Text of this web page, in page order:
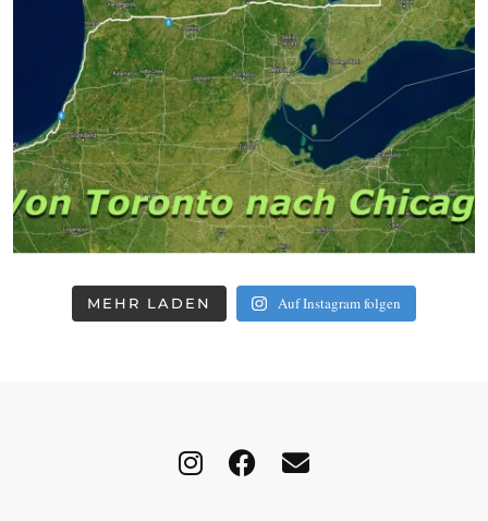
MEHR LADEN Auf Instagram folgen